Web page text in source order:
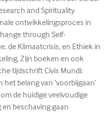
and Spirituality
ontwikkelingsproces in
through Self-
de Klimaatcrisis, en Ethiek in
Zijn boeken en ook
tijdschrift Civis Mundi:
belang van ‘voorbijgaan’
de huidige veelvoudige
beschaving gaan